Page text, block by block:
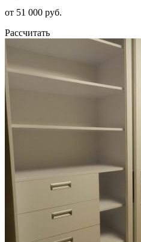
от 51 000 руб.
Рассчитать